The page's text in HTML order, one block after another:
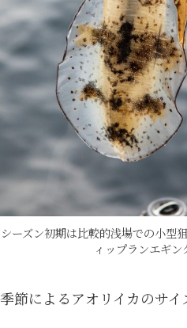
シーズン初期は比較的浅場での小型
ィップランエギン
季節によるアオリイカのサ